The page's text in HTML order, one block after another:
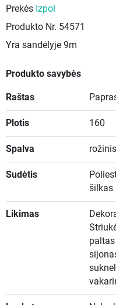
Prekės Izpol
Produkto Nr. 54571
Yra sandėlyje 9m
Produkto savybės
Raštas
Plotis 160
Spalva rožinis
Sudėtis
šilkas
Likimas
paltas